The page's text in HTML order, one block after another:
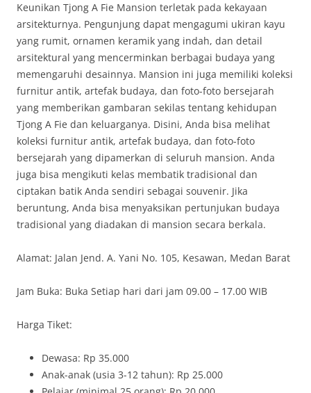
Keunikan Tjong A Fie Mansion terletak pada kekayaan
arsitekturnya. Pengunjung dapat mengagumi ukiran kayu
yang rumit, ornamen keramik yang indah, dan detail
arsitektural yang mencerminkan berbagai budaya yang
memengaruhi desainnya. Mansion ini juga memiliki koleksi
furnitur antik, artefak budaya, dan foto-foto bersejarah
yang memberikan gambaran sekilas tentang kehidupan
Tjong A Fie dan keluarganya. Disini, Anda bisa melihat
koleksi furnitur antik, artefak budaya, dan foto-foto
bersejarah yang dipamerkan di seluruh mansion. Anda
juga bisa mengikuti kelas membatik tradisional dan
ciptakan batik Anda sendiri sebagai souvenir. Jika
beruntung, Anda bisa menyaksikan pertunjukan budaya
tradisional yang diadakan di mansion secara berkala.
Alamat: Jalan Jend. A. Yani No. 105, Kesawan, Medan Barat
Jam Buka: Buka Setiap hari dari jam 09.00 – 17.00 WIB
Harga Tiket:
Dewasa: Rp 35.000
Anak-anak (usia 3-12 tahun): Rp 25.000